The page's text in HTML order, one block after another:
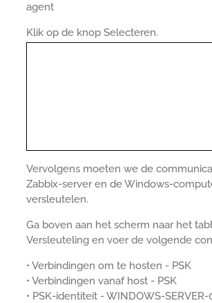
agent
Klik op de knop Selecteren.
Vervolgens moeten we de
Zabbix-server en de Windows-
versleutelen.
Ga boven aan het scherm naar het
Versleuteling en voer de volgende
• Verbindingen om te hosten - PSK
• Verbindingen vanaf host - PSK
• PSK-identiteit - WINDOWS-SERVER-